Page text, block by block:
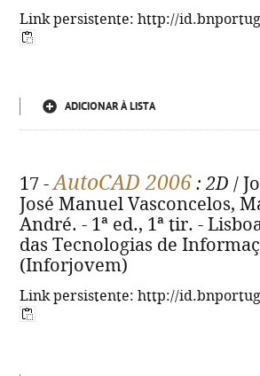
Link persistente: http://
ADICIONAR À LISTA
17 -AutoCAD 2006 : 2D /
José Manuel Vasconcelos,
André. - 1ª ed., 1ª tir. -
das Tecnologias de
(Inforjovem)
Link persistente: http://